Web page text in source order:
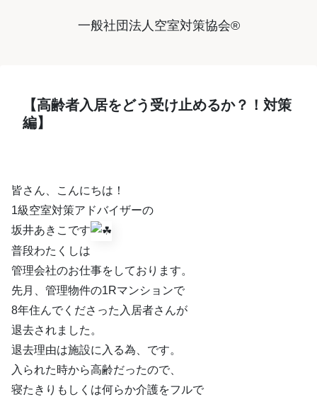
一般社団法人空室対策協会®︎
【高齢者入居をどう受け止めるか？！対策
編】
皆さん、こんにちは！
1級空室対策アドバイザーの
坂井あきこです
普段わたくしは
管理会社のお仕事をしております。
先月、管理物件の1Rマンションで
8年住んでくださった入居者さんが
退去されました。
退去理由は施設に入る為、です。
入られた時から高齢だったので、
寝たきりもしくは何らか介護をフルで